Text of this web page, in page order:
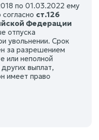
по 01.03.2022 ему
ст.126
Федерации
отпуска
увольнении. Срок
за разрешением
или неполной
выплат,
имеет право